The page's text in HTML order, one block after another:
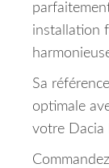
installation
Sa
optimale
votre Dacia